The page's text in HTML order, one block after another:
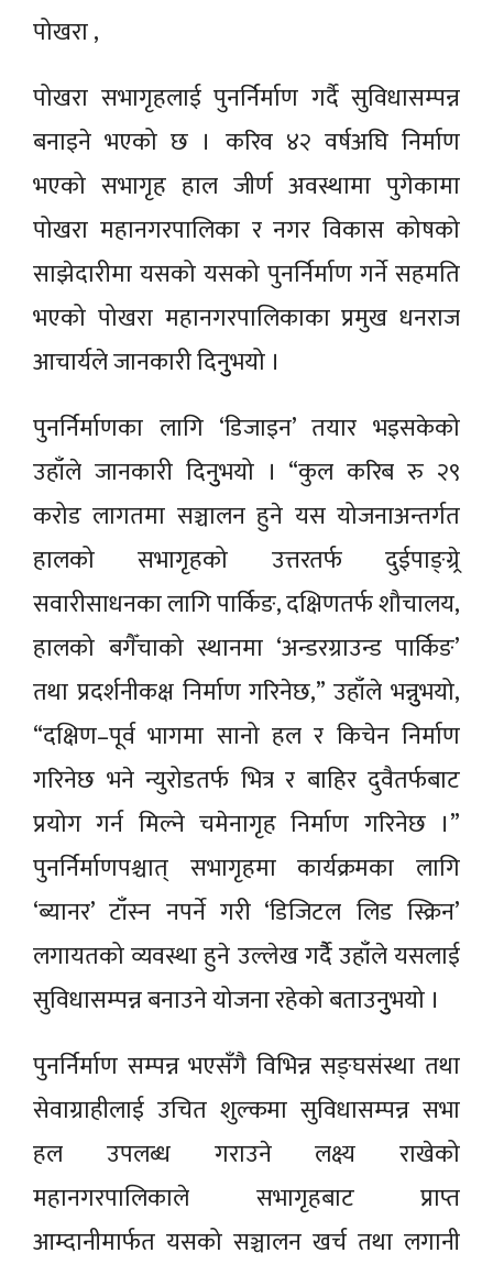
पोखरा ,
पोखरा सभागृहलाई पुनर्निर्माण गर्दै सुविधासम्पन्न
बनाइने भएको छ । करिव ४२ वर्षअघि निर्माण
भएको सभागृह हाल जीर्ण अवस्थामा पुगेकामा
पोखरा महानगरपालिका र नगर विकास कोषको
साझेदारीमा यसको यसको पुनर्निर्माण गर्ने सहमति
भएको पोखरा महानगरपालिकाका प्रमुख धनराज
आचार्यले जानकारी दिनुुभयो ।
पुनर्निर्माणका लागि ‘डिजाइन’ तयार भइसकेको
उहाँले जानकारी दिनुुभयो । “कुल करिब रु २९
करोड लागतमा सञ्चालन हुने यस योजनाअन्तर्गत
हालको सभागृहको उत्तरतर्फ दुईपाङ्ग्र्रे
सवारीसाधनका लागि पार्किङ, दक्षिणतर्फ शौचालय,
हालको बगैँचाको स्थानमा ‘अन्डरग्राउन्ड पार्किङ’
तथा प्रदर्शनीकक्ष निर्माण गरिनेछ,” उहाँले भन्नुुभयो,
“दक्षिण–पूर्व भागमा सानो हल र किचेन निर्माण
गरिनेछ भने न्युरोडतर्फ भित्र र बाहिर दुवैतर्फबाट
प्रयोग गर्न मिल्ने चमेनागृह निर्माण गरिनेछ ।”
पुनर्निर्माणपश्चात् सभागृहमा कार्यक्रमका लागि
‘ब्यानर’ टाँस्न नपर्ने गरी ‘डिजिटल लिड स्क्रिन’
लगायतको व्यवस्था हुने उल्लेख गर्दैै उहाँले यसलाई
सुविधासम्पन्न बनाउने योजना रहेको बताउनुुभयो ।
पुनर्निर्माण सम्पन्न भएसँगै विभिन्न सङ्घसंस्था तथा
सेवाग्राहीलाई उचित शुल्कमा सुविधासम्पन्न सभा
हल उपलब्ध गराउने लक्ष्य राखेको
महानगरपालिकाले सभागृहबाट प्राप्त
आम्दानीमार्फत यसको सञ्चालन खर्च तथा लगानी